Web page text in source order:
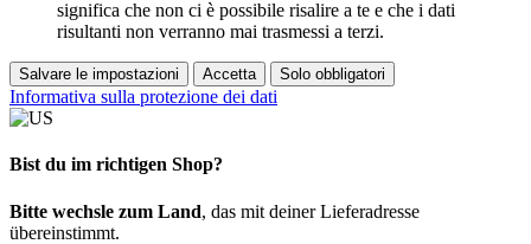
significa che non ci è possibile risalire a te e che i dati
risultanti non verranno mai trasmessi a terzi.
Salvare le impostazioni Accetta Solo obbligatori
Informativa sulla protezione dei dati
Bist du im richtigen Shop?
Bitte wechsle zum Land, das mit deiner Lieferadresse
übereinstimmt.